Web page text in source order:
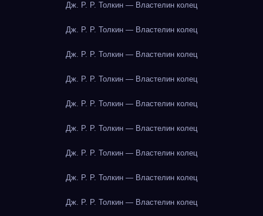
Дж. Р. Р. Толкин — Властелин колец
Дж. Р. Р. Толкин — Властелин колец
Дж. Р. Р. Толкин — Властелин колец
Дж. Р. Р. Толкин — Властелин колец
Дж. Р. Р. Толкин — Властелин колец
Дж. Р. Р. Толкин — Властелин колец
Дж. Р. Р. Толкин — Властелин колец
Дж. Р. Р. Толкин — Властелин колец
Дж. Р. Р. Толкин — Властелин колец